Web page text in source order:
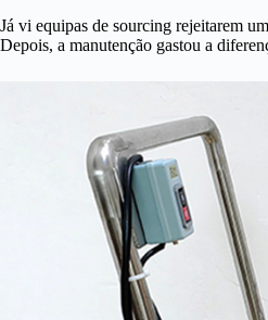
Já vi equipas de sourcing rejeitarem
Depois, a manutenção gastou a